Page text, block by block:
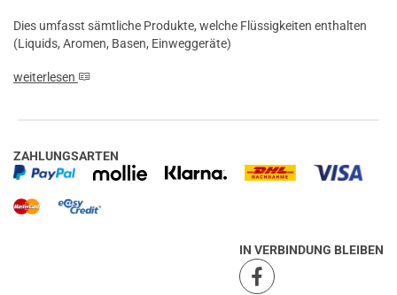
Dies umfasst sämtliche Produkte, welche Flüssigkeiten enthalten
(Liquids, Aromen, Basen, Einweggeräte)
weiterlesen
ZAHLUNGSARTEN
IN VERBINDUNG BLEIBEN